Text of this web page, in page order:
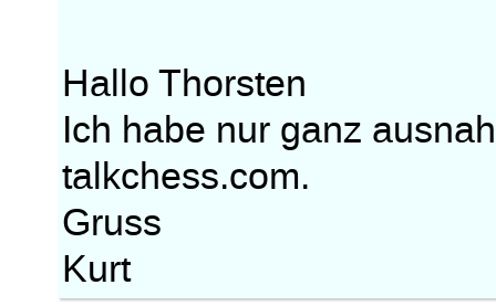
Hallo Thorsten
Ich habe nur ganz
talkchess.com.
Gruss
Kurt